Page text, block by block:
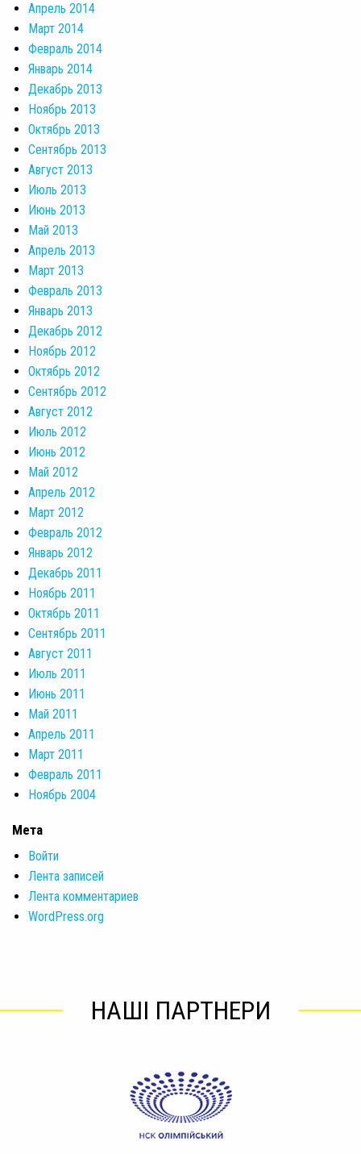
Апрель 2014
Март 2014
Февраль 2014
Январь 2014
Декабрь 2013
Ноябрь 2013
Октябрь 2013
Сентябрь 2013
Август 2013
Июль 2013
Июнь 2013
Май 2013
Апрель 2013
Март 2013
Февраль 2013
Январь 2013
Декабрь 2012
Ноябрь 2012
Октябрь 2012
Сентябрь 2012
Август 2012
Июль 2012
Июнь 2012
Май 2012
Апрель 2012
Март 2012
Февраль 2012
Январь 2012
Декабрь 2011
Ноябрь 2011
Октябрь 2011
Сентябрь 2011
Август 2011
Июль 2011
Июнь 2011
Май 2011
Апрель 2011
Март 2011
Февраль 2011
Ноябрь 2004
Мета
Войти
Лента записей
Лента комментариев
WordPress.org
НАШІ ПАРТНЕРИ